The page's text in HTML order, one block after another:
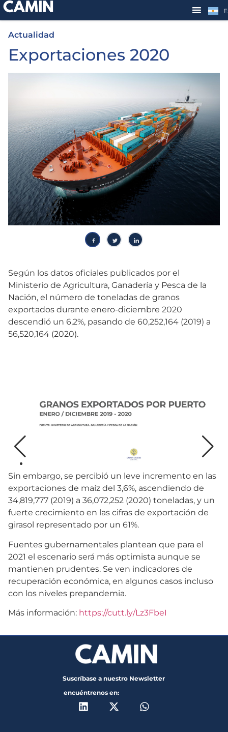
Actualidad
Exportaciones 2020
Según los datos oficiales publicados por el
Ministerio de Agricultura, Ganadería y Pesca de la
Nación, el número de toneladas de granos
exportados durante enero-diciembre 2020
descendió un 6,2%, pasando de 60,252,164 (2019) a
56,520,164 (2020).
Sin embargo, se percibió un leve incremento en las
exportaciones de maíz del 3,6%, ascendiendo de
34,819,777 (2019) a 36,072,252 (2020) toneladas, y un
fuerte crecimiento en las cifras de exportación de
girasol representado por un 61%.
Fuentes gubernamentales plantean que para el
2021 el escenario será más optimista aunque se
mantienen prudentes. Se ven indicadores de
recuperación económica, en algunos casos incluso
con los niveles prepandemia.
Más información: https://cutt.ly/Lz3FbeI
Suscríbase a nuestro Newsletter
encuéntrenos en: